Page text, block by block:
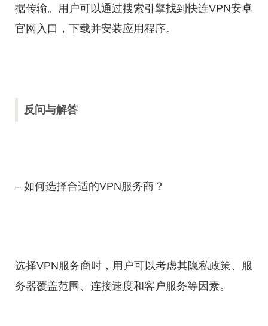
据传输。用户可以通过搜索引擎找到快连VPN安卓
官网入口，下载并安装应用程序。
反问与解答
– 如何选择合适的VPN服务商？
选择VPN服务商时，用户可以考虑其隐私政策、服
务器覆盖范围、连接速度和客户服务等因素。